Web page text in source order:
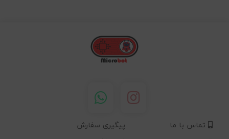
تماس با ما
پیگیری سفارش